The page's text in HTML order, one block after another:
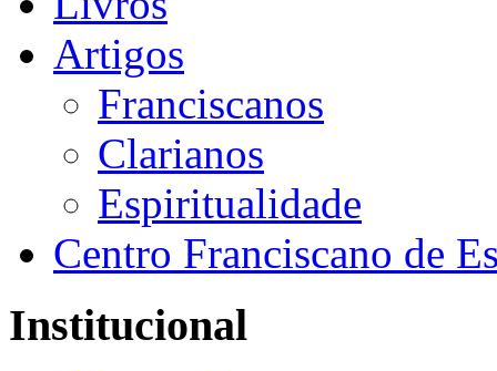
Artigos
Franciscanos
Clarianos
Espiritualidade
Centro Franciscano de
Institucional